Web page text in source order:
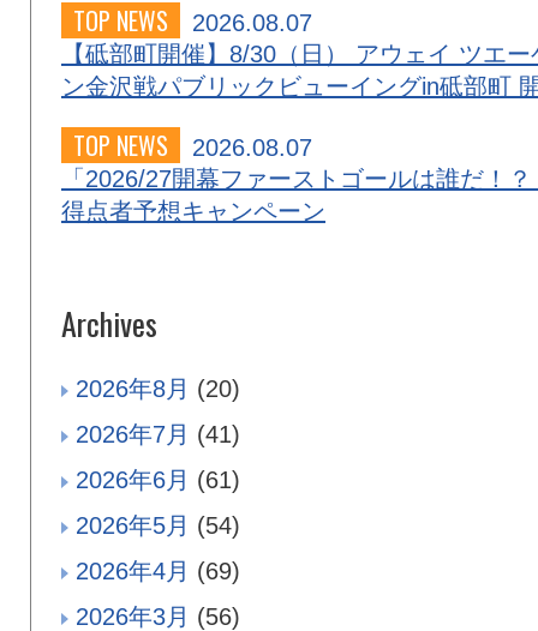
TOP NEWS
2026.08.07
【砥部町開催】8/30（日） アウェイ ツエー
ン金沢戦パブリックビューイングin砥部町
TOP NEWS
2026.08.07
「2026/27開幕ファーストゴールは誰だ！？
得点者予想キャンペーン
Archives
2026年8月 (20)
2026年7月 (41)
2026年6月 (61)
2026年5月 (54)
2026年4月 (69)
2026年3月 (56)